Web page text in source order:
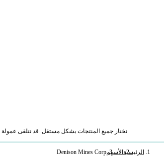
نختار جميع المنتجات بشكل مستقل. قد نتلقى عمولة
الرئيسية الأسهمDenison Mines Corp